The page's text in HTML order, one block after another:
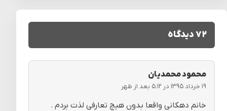
۷۲ دیدگاه
محمود محمدیان
۱۹ خرداد ۱۳۹۵ در ۵:۱۲ بعد از ظهر
خانم دهکانی واقعا بدون هیچ تعارفی لذت بردم .